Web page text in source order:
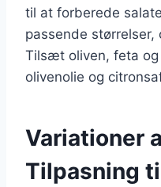
til at forberede
passende
Tilsæt oliven, feta og
olivenolie og
Variationer
Tilpasning